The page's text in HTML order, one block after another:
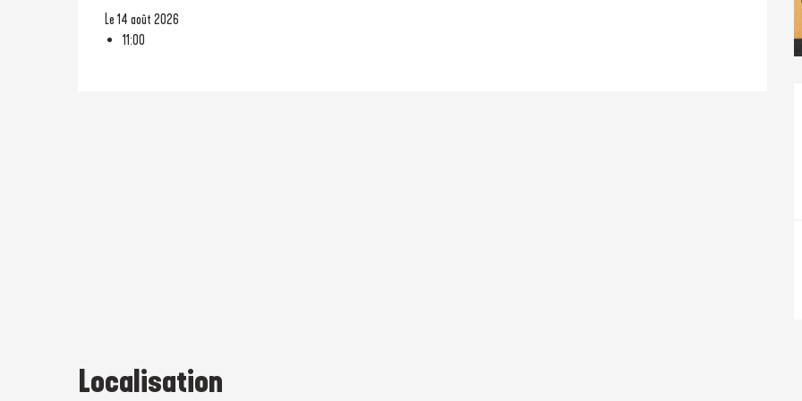
Le 14 août 2026
11:00
Localisation